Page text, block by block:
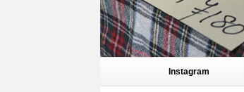
Instagram